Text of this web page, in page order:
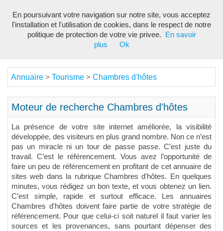
Annuaire > Tourisme > Chambres d'hôtes
Moteur de recherche Chambres d'hôtes
La présence de votre site internet améliorée, la visibilité
développée, des visiteurs en plus grand nombre. Non ce n’est
pas un miracle ni un tour de passe passe. C’est juste du
travail. C’est le référencement. Vous avez l’opportunité de
faire un peu de référencement en profitant de cet annuaire de
sites web dans la rubrique Chambres d'hôtes. En quelques
minutes, vous rédigez un bon texte, et vous obtenez un lien.
C’est simple, rapide et surtout efficace. Les annuaires
Chambres d'hôtes doivent faire partie de votre stratégie de
référencement. Pour que celui-ci soit naturel il faut varier les
sources et les provenances, sans pourtant dépenser des
En poursuivant votre navigation sur notre site, vous acceptez
l'installation et l'utilisation de cookies, dans le respect de notre
politique de protection de votre vie privee.
En savoir
plus
Ok